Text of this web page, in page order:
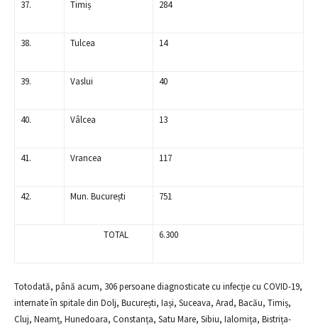
37. Timiș 284
38. Tulcea 14
39. Vaslui 40
40. Vâlcea 13
41. Vrancea 117
42. Mun. București 751
TOTAL 6.300
Totodată, până acum, 306 persoane diagnosticate cu infecție cu COVID-19,
internate în spitale din Dolj, București, Iași, Suceava, Arad, Bacău, Timiș,
Cluj, Neamț, Hunedoara, Constanța, Satu Mare, Sibiu, Ialomița, Bistrița-